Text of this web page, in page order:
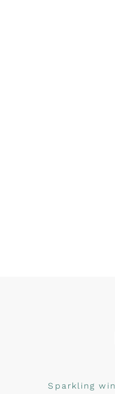
Sparkling